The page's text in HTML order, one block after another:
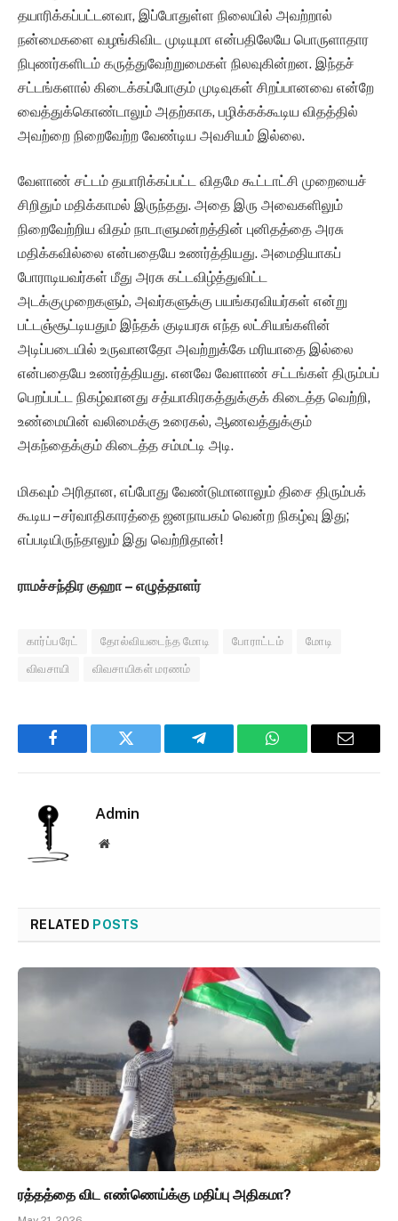
தயாரிக்கப்பட்டனவா, இப்போதுள்ள நிலையில் அவற்றால்
நன்மைகளை வழங்கிவிட முடியுமா என்பதிலேயே பொருளாதார
நிபுணர்களிடம் கருத்துவேற்றுமைகள் நிலவுகின்றன. இந்தச்
சட்டங்களால் கிடைக்கப்போகும் முடிவுகள் சிறப்பானவை என்றே
வைத்துக்கொண்டாலும் அதற்காக, பழிக்கக்கூடிய விதத்தில்
அவற்றை நிறைவேற்ற வேண்டிய அவசியம் இல்லை.
வேளாண் சட்டம் தயாரிக்கப்பட்ட விதமே கூட்டாட்சி முறையைச்
சிறிதும் மதிக்காமல் இருந்தது. அதை இரு அவைகளிலும்
நிறைவேற்றிய விதம் நாடாளுமன்றத்தின் புனிதத்தை அரசு
மதிக்கவில்லை என்பதையே உணர்த்தியது. அமைதியாகப்
போராடியவர்கள் மீது அரசு கட்டவிழ்த்துவிட்ட
அடக்குமுறைகளும், அவர்களுக்கு பயங்கரவியர்கள் என்று
பட்டஞ்சூட்டியதும் இந்தக் குடியரசு எந்த லட்சியங்களின்
அடிப்படையில் உருவானதோ அவற்றுக்கே மரியாதை இல்லை
என்பதையே உணர்த்தியது. எனவே வேளாண் சட்டங்கள் திரும்பப்
பெறப்பட்ட நிகழ்வானது சத்யாகிரகத்துக்குக் கிடைத்த வெற்றி,
உண்மையின் வலிமைக்கு உரைகல், ஆணவத்துக்கும்
அகந்தைக்கும் கிடைத்த சம்மட்டி அடி.
மிகவும் அரிதான, எப்போது வேண்டுமானாலும் திசை திரும்பக்
கூடிய – சர்வாதிகாரத்தை ஜனநாயகம் வென்ற நிகழ்வு இது;
எப்படியிருந்தாலும் இது வெற்றிதான்!
ராமச்சந்திர குஹா – எழுத்தாளர்
கார்ப்பரேட் தோல்வியடைந்த மோடி போராட்டம் மோடி
விவசாயி விவசாயிகள் மரணம்
Facebook Twitter Telegram WhatsApp Email
Admin
Website
RELATED POSTS
ரத்தத்தை விட எண்ணெய்க்கு மதிப்பு அதிகமா?